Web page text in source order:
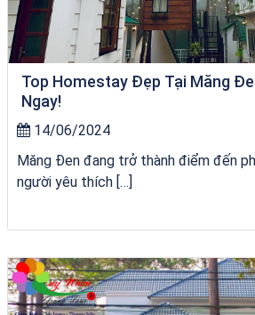
Top Homestay Đẹp Tại Măng
Ngay!
14/06/2024
Măng Đen đang trở thành điểm đến
người yêu thích […]
Tour Gia Lai Quy Nhơn